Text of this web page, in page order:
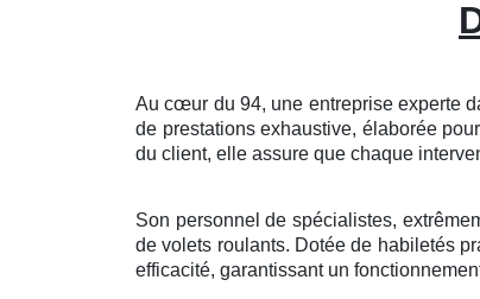
Au cœur du 94, une entreprise experte
de prestations exhaustive, élaborée
du client, elle assure que chaque
Son personnel de spécialistes,
de volets roulants. Dotée de habiletés
efficacité, garantissant un